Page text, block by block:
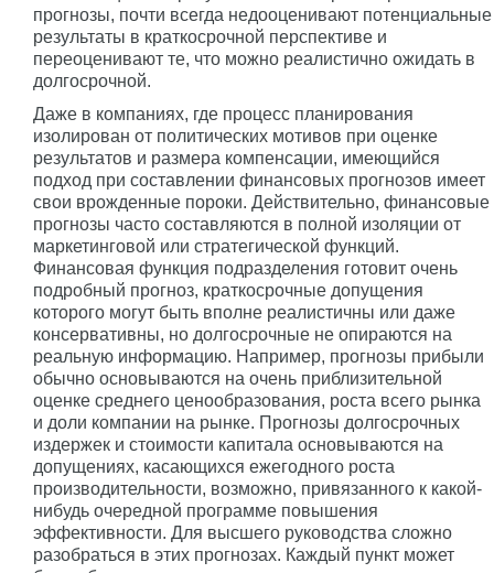
прогнозы, почти всегда недооценивают потенциальные
результаты в краткосрочной перспективе и
переоценивают те, что можно реалистично ожидать в
долгосрочной.
Даже в компаниях, где процесс планирования
изолирован от политических мотивов при оценке
результатов и размера компенсации, имеющийся
подход при составлении финансовых прогнозов имеет
свои врожденные пороки. Действительно, финансовые
прогнозы часто составляются в полной изоляции от
маркетинговой или стратегической функций.
Финансовая функция подразделения готовит очень
подробный прогноз, краткосрочные допущения
которого могут быть вполне реалистичны или даже
консервативны, но долгосрочные не опираются на
реальную информацию. Например, прогнозы прибыли
обычно основываются на очень приблизительной
оценке среднего ценообразования, роста всего рынка
и доли компании на рынке. Прогнозы долгосрочных
издержек и стоимости капитала основываются на
допущениях, касающихся ежегодного роста
производительности, возможно, привязанного к какой-
нибудь очередной программе повышения
эффективности. Для высшего руководства сложно
разобраться в этих прогнозах. Каждый пункт может